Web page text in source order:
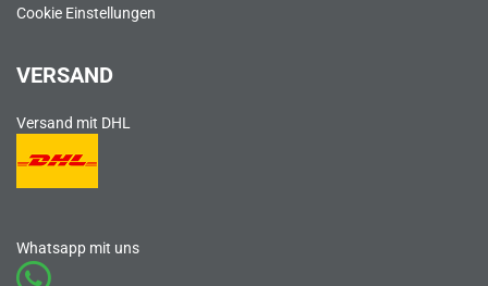
Cookie Einstellungen
VERSAND
Versand mit DHL
Whatsapp mit uns